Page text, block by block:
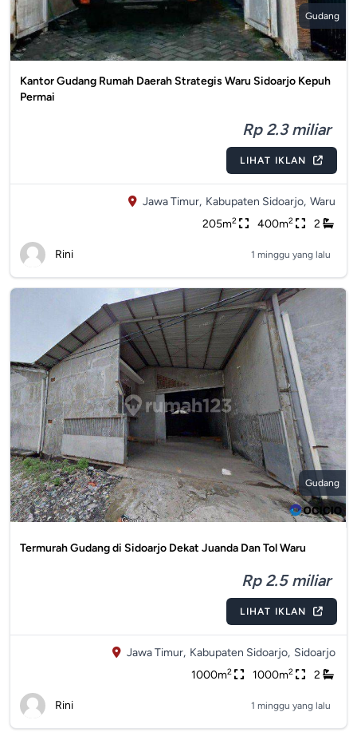
Gudang
Kantor Gudang Rumah Daerah Strategis Waru Sidoarjo Kepuh
Permai
Rp 2.3 miliar
LIHAT IKLAN
Jawa Timur, Kabupaten Sidoarjo, Waru
205m2 400m2 2
Rini 1 minggu yang lalu
Gudang
Termurah Gudang di Sidoarjo Dekat Juanda Dan Tol Waru
Rp 2.5 miliar
LIHAT IKLAN
Jawa Timur, Kabupaten Sidoarjo, Sidoarjo
1000m2 1000m2 2
Rini 1 minggu yang lalu